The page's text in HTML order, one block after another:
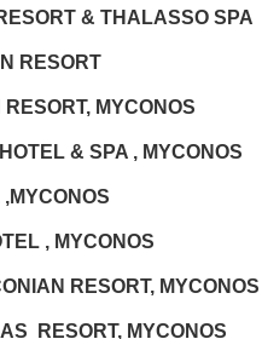
& THALASSO SPA
RESORT
MYCONOS
& SPA , MYCONOS
, MYCONOS
RESORT, MYCONOS
RESORT, MYCONOS